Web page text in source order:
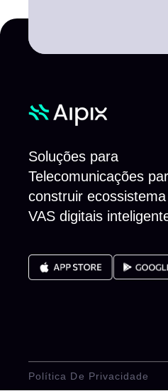
Soluções para
Telecomunicações
construir
VAS digitais
Política De Privacidade